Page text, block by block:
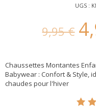
UGS :
9,95 €
Chaussettes Montantes
Babywear : Confort & Style,
chaudes pour l'hiver